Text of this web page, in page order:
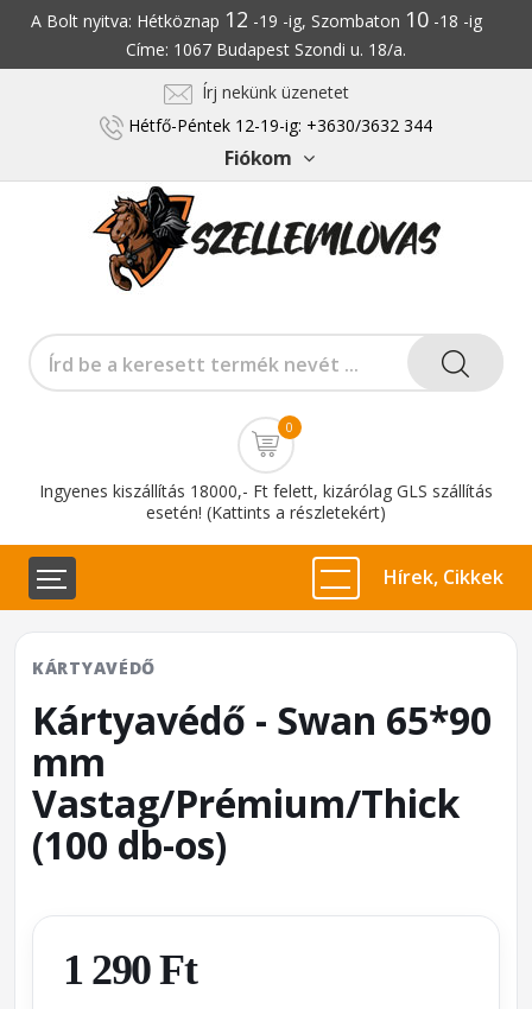
A Bolt nyitva: Hétköznap 12 -19 -ig, Szombaton 10-18 -ig
Címe: 1067 Budapest Szondi u. 18/a.
Írj nekünk üzenetet
Hétfő-Péntek 12-19-ig: +3630/3632 344
Fiókom
0
Ingyenes kiszállítás 18000,- Ft felett, kizárólag GLS szállítás
esetén! (Kattints a részletekért)
Hírek, Cikkek
KÁRTYAVÉDŐ
Kártyavédő - Swan 65*90
mm
Vastag/Prémium/Thick
(100 db-os)
1 290 Ft